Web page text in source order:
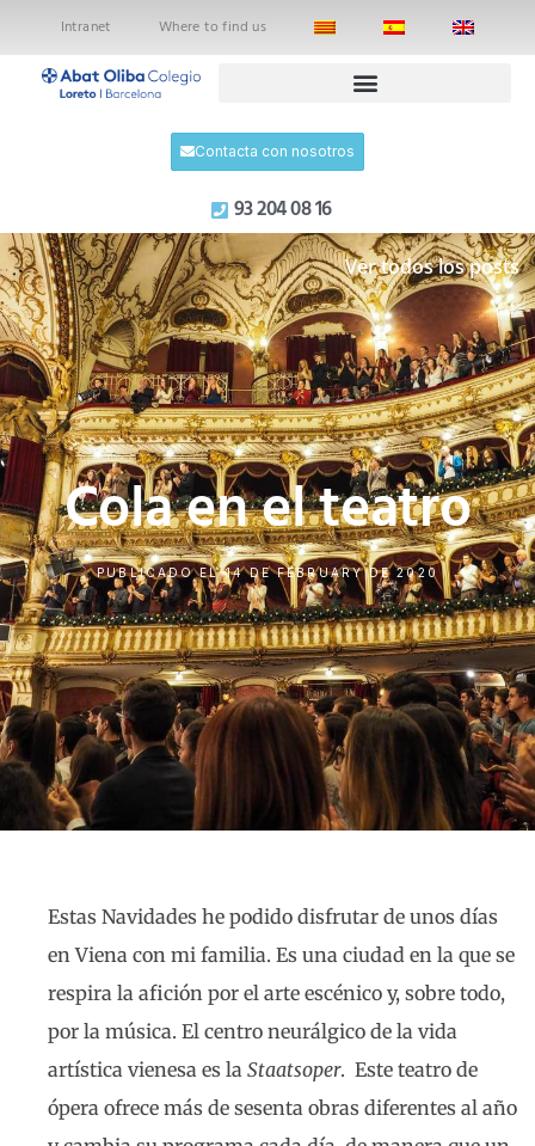
Intranet Where to find us
Contacta con nosotros
93 204 08 16
Ver todos los posts
Cola en el teatro
PUBLICADO EL14 DE FEBRUARY DE 2020
Estas Navidades he podido disfrutar de unos días
en Viena con mi familia. Es una ciudad en la que se
respira la afición por el arte escénico y, sobre todo,
por la música. El centro neurálgico de la vida
artística vienesa es la Staatsoper. Este teatro de
ópera ofrece más de sesenta obras diferentes al año